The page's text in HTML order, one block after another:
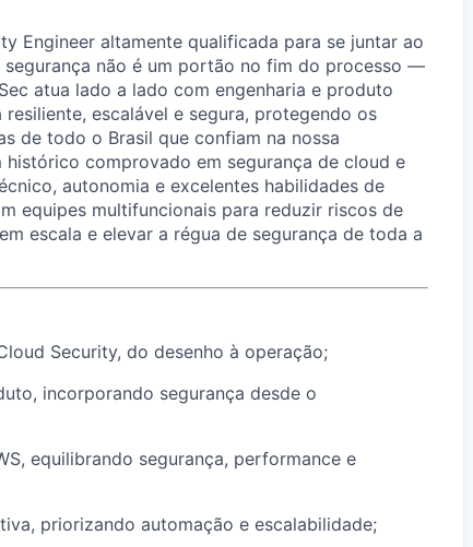
Engineer altamente qualificada para se juntar ao
não é um portão no fim do processo —
atua lado a lado com engenharia e produto
escalável e segura, protegendo os
de todo o Brasil que confiam na nossa
comprovado em segurança de cloud e
autonomia e excelentes habilidades de
equipes multifuncionais para reduzir riscos de
escala e elevar a régua de segurança de toda a
Security, do desenho à operação;
incorporando segurança desde o
equilibrando segurança, performance e
priorizando automação e escalabilidade;